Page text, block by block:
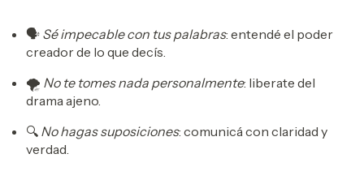
🗣️ Sé impecable con tus palabras: entendé el poder
creador de lo que decís.
🌪️ No te tomes nada personalmente: liberate del
drama ajeno.
🔍 No hagas suposiciones: comunicá con claridad y
verdad.